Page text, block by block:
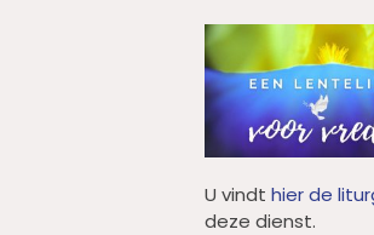
U vindt hier de
deze dienst.